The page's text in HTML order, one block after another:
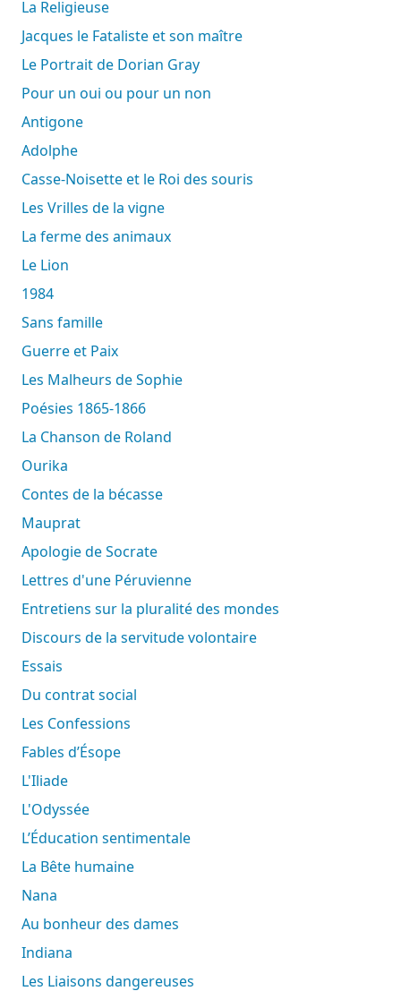
La Religieuse
Jacques le Fataliste et son maître
Le Portrait de Dorian Gray
Pour un oui ou pour un non
Antigone
Adolphe
Casse-Noisette et le Roi des souris
Les Vrilles de la vigne
La ferme des animaux
Le Lion
1984
Sans famille
Guerre et Paix
Les Malheurs de Sophie
Poésies 1865-1866
La Chanson de Roland
Ourika
Contes de la bécasse
Mauprat
Apologie de Socrate
Lettres d'une Péruvienne
Entretiens sur la pluralité des mondes
Discours de la servitude volontaire
Essais
Du contrat social
Les Confessions
Fables d’Ésope
L'Iliade
L'Odyssée
L’Éducation sentimentale
La Bête humaine
Nana
Au bonheur des dames
Indiana
Les Liaisons dangereuses